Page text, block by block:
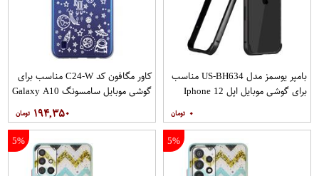
بامپر یوسمز مدل US-BH634 مناسب
برای گوشی موبایل اپل Iphone 12
۰
کاور مگافون کد C24-W مناسب برای
گوشی موبایل سامسونگ Galaxy A10
۱۹۴,۳۵۰
5%
5%